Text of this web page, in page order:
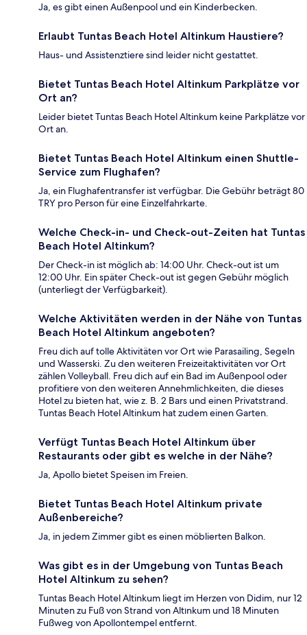
Ja, es gibt einen Außenpool und ein Kinderbecken.
Erlaubt Tuntas Beach Hotel Altinkum Haustiere?
Haus- und Assistenztiere sind leider nicht gestattet.
Bietet Tuntas Beach Hotel Altinkum Parkplätze vor
Ort an?
Leider bietet Tuntas Beach Hotel Altinkum keine Parkplätze vor
Ort an.
Bietet Tuntas Beach Hotel Altinkum einen Shuttle-
Service zum Flughafen?
Ja, ein Flughafentransfer ist verfügbar. Die Gebühr beträgt 80
TRY pro Person für eine Einzelfahrkarte.
Welche Check-in- und Check-out-Zeiten hat Tuntas
Beach Hotel Altinkum?
Der Check-in ist möglich ab: 14:00 Uhr. Check-out ist um
12:00 Uhr. Ein später Check-out ist gegen Gebühr möglich
(unterliegt der Verfügbarkeit).
Welche Aktivitäten werden in der Nähe von Tuntas
Beach Hotel Altinkum angeboten?
Freu dich auf tolle Aktivitäten vor Ort wie Parasailing, Segeln
und Wasserski. Zu den weiteren Freizeitaktivitäten vor Ort
zählen Volleyball. Freu dich auf ein Bad im Außenpool oder
profitiere von den weiteren Annehmlichkeiten, die dieses
Hotel zu bieten hat, wie z. B. 2 Bars und einen Privatstrand.
Tuntas Beach Hotel Altinkum hat zudem einen Garten.
Verfügt Tuntas Beach Hotel Altinkum über
Restaurants oder gibt es welche in der Nähe?
Ja, Apollo bietet Speisen im Freien.
Bietet Tuntas Beach Hotel Altinkum private
Außenbereiche?
Ja, in jedem Zimmer gibt es einen möblierten Balkon.
Was gibt es in der Umgebung von Tuntas Beach
Hotel Altinkum zu sehen?
Tuntas Beach Hotel Altinkum liegt im Herzen von Didim, nur 12
Minuten zu Fuß von Strand von Altınkum und 18 Minuten
Fußweg von Apollontempel entfernt.